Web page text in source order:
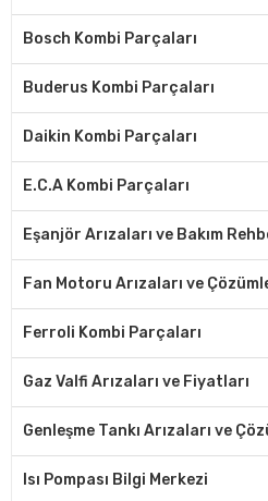
Bosch Kombi Parçaları
Buderus Kombi Parçaları
Daikin Kombi Parçaları
E.C.A Kombi Parçaları
Eşanjör Arızaları ve Bakım
Fan Motoru Arızaları ve
Ferroli Kombi Parçaları
Gaz Valfi Arızaları ve Fiyatları
Genleşme Tankı Arızaları ve
Isı Pompası Bilgi Merkezi